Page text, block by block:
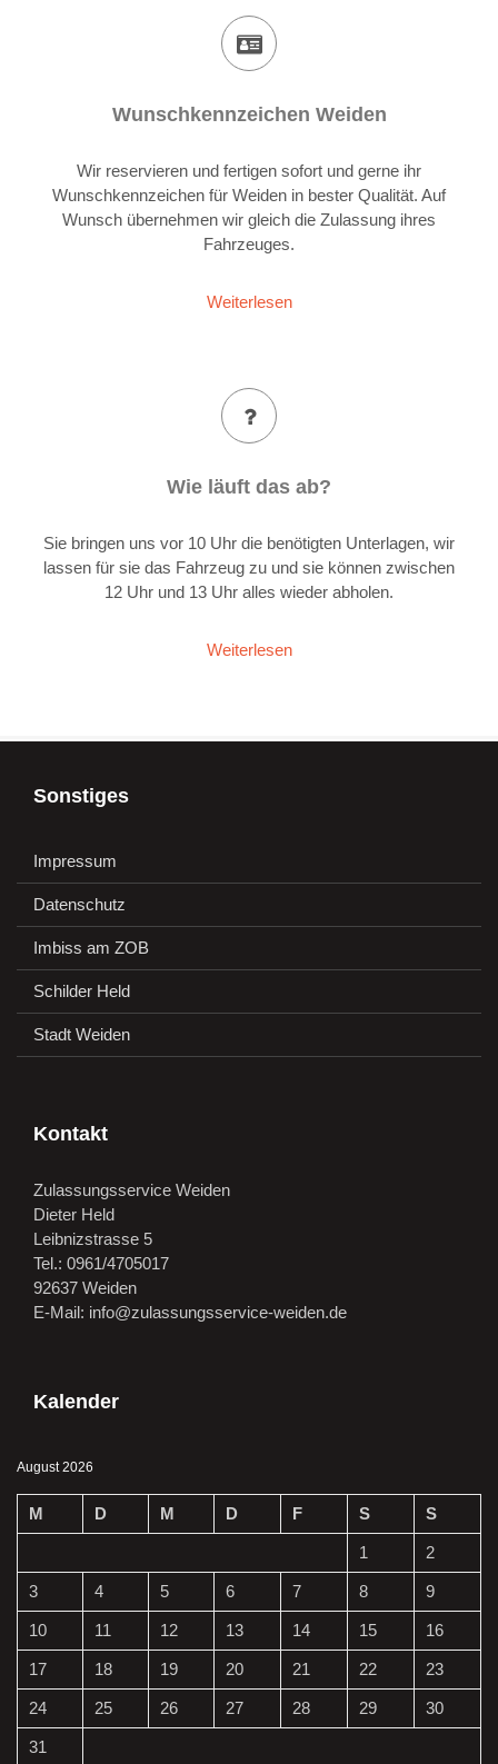
Wunschkennzeichen Weiden
Wir reservieren und fertigen sofort und gerne ihr
Wunschkennzeichen für Weiden in bester Qualität. Auf
Wunsch übernehmen wir gleich die Zulassung ihres
Fahrzeuges.
Weiterlesen
Wie läuft das ab?
Sie bringen uns vor 10 Uhr die benötigten Unterlagen, wir
lassen für sie das Fahrzeug zu und sie können zwischen
12 Uhr und 13 Uhr alles wieder abholen.
Weiterlesen
Sonstiges
Impressum
Datenschutz
Imbiss am ZOB
Schilder Held
Stadt Weiden
Kontakt
Zulassungsservice Weiden
Dieter Held
Leibnizstrasse 5
Tel.: 0961/4705017
92637 Weiden
E-Mail: info@zulassungsservice-weiden.de
Kalender
August 2026
M D M D F S S
1 2
3 4 5 6 7 8 9
10 11 12 13 14 15 16
17 18 19 20 21 22 23
24 25 26 27 28 29 30
31